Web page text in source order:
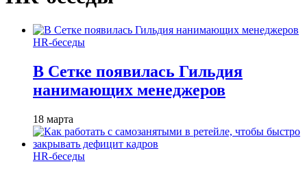
HR-беседы
В Сетке появилась Гильдия
нанимающих менеджеров
18 марта
HR-беседы